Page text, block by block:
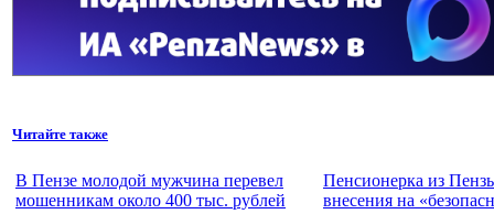
Читайте также
В Пензе молодой мужчина перевел
мошенникам около 400 тыс. рублей
Пенсионерка из
внесения на